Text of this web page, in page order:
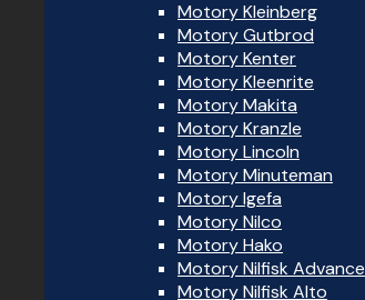
Motory Kleinberg
Motory Gutbrod
Motory Kenter
Motory Kleenrite
Motory Makita
Motory Kranzle
Motory Lincoln
Motory Minuteman
Motory Igefa
Motory Nilco
Motory Hako
Motory Nilfisk Advance
Motory Nilfisk Alto